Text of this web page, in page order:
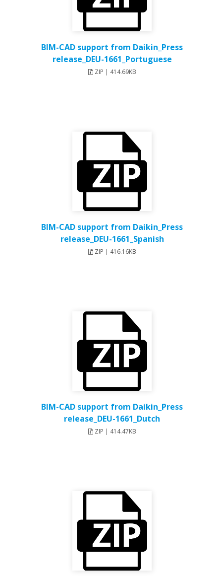
BIM-CAD support from Daikin_Press
release_DEU-1661_Portuguese
ZIP | 414.69KB
BIM-CAD support from Daikin_Press
release_DEU-1661_Spanish
ZIP | 416.16KB
BIM-CAD support from Daikin_Press
release_DEU-1661_Dutch
ZIP | 414.47KB